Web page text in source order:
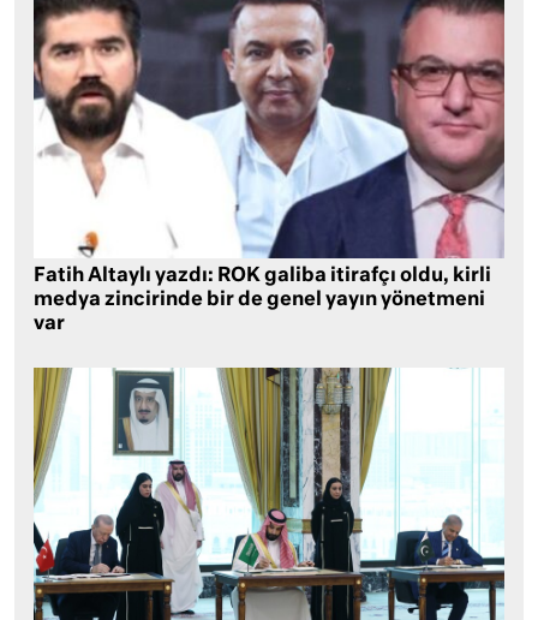
Fatih Altaylı yazdı: ROK galiba itirafçı oldu, kirli
medya zincirinde bir de genel yayın yönetmeni
var